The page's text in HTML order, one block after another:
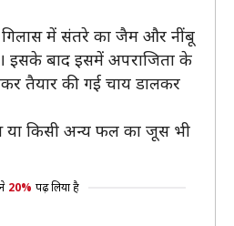
में संतरे का जैम और नींबू
इसके बाद इसमें अपराजिता के
तैयार की गई चाय डालकर
किसी अन्य फल का जूस भी
20% पढ़ लिया है